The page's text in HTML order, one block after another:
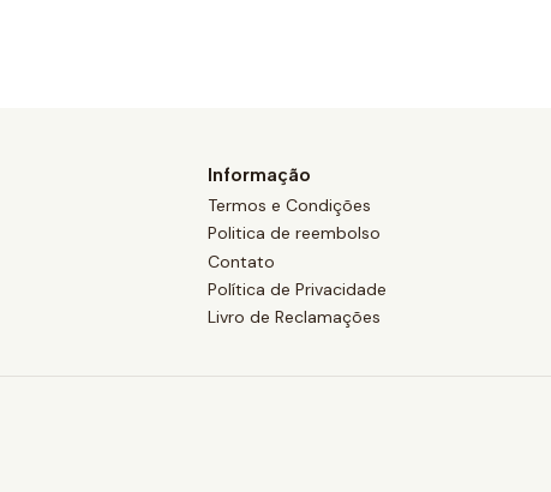
Informação
Termos e Condições
Politica de reembolso
Contato
Política de Privacidade
Livro de Reclamações